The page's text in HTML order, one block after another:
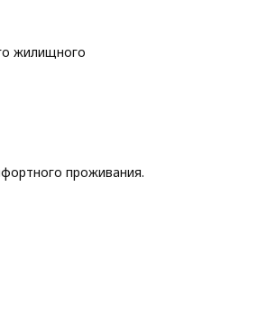
жилищного
проживания.